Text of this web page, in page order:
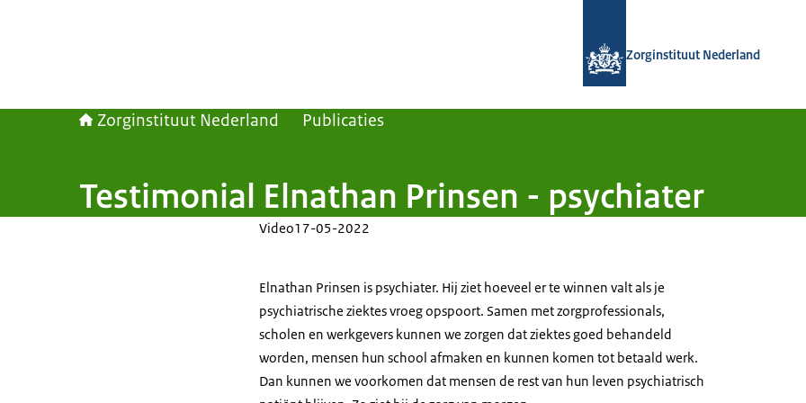
Zorginstituut Nederland
Zorginstituut Nederland Publicaties
Testimonial Elnathan Prinsen - psychiater
Video17-05-2022
Elnathan Prinsen is psychiater. Hij ziet hoeveel er te winnen valt als je
psychiatrische ziektes vroeg opspoort. Samen met zorgprofessionals,
scholen en werkgevers kunnen we zorgen dat ziektes goed behandeld
worden, mensen hun school afmaken en kunnen komen tot betaald werk.
Dan kunnen we voorkomen dat mensen de rest van hun leven psychiatrisch